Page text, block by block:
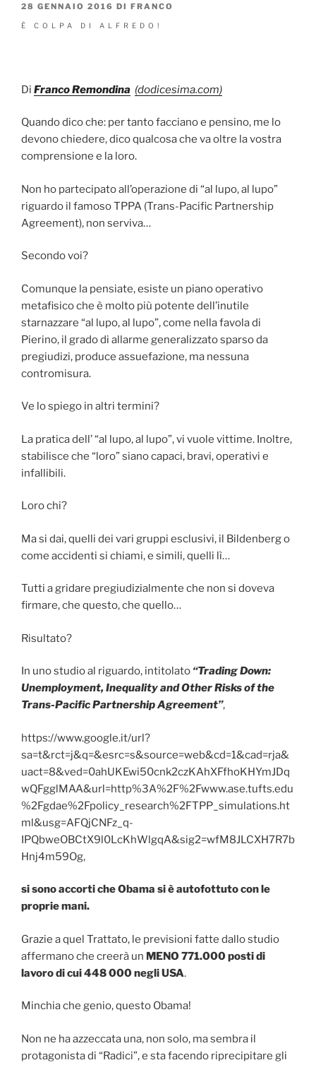
PUBBLICATO
28 GENNAIO 2016 DI FRANCO
È COLPA DI ALFREDO!
Di Franco Remondina (dodicesima.com)
Quando dico che: per tanto facciano e pensino, me lo
devono chiedere, dico qualcosa che va oltre la vostra
comprensione e la loro.
Non ho partecipato all’operazione di “al lupo, al lupo”
riguardo il famoso TPPA (Trans-Pacific Partnership
Agreement), non serviva…
Secondo voi?
Comunque la pensiate, esiste un piano operativo
metafisico che è molto più potente dell’inutile
starnazzare “al lupo, al lupo”, come nella favola di
Pierino, il gradodi allarme generalizzato sparso da
pregiudizi, produce assuefazione, ma nessuna
contromisura.
Ve lo spiego in altri termini?
La pratica dell’ “al lupo, al lupo”, vi vuole vittime. Inoltre,
stabilisce che “loro” siano capaci, bravi, operativi e
infallibili.
Loro chi?
Ma si dai, quelli dei vari gruppi esclusivi, il Bildenberg o
come accidenti si chiami, e simili, quelli lì…
Tutti a gridare pregiudizialmente che non si doveva
firmare, che questo, che quello…
Risultato?
In uno studio al riguardo, intitolato “Trading Down:
Unemployment, Inequality and Other Risks of the
Trans-Pacific Partnership Agreement”,
https://www.google.it/url?
sa=t&rct=j&q=&esrc=s&source=web&cd=1&cad=rja&
uact=8&ved=0ahUKEwi50cnk2czKAhXFfhoKHYmJDq
wQFgglMAA&url=http%3A%2F%2Fwww.ase.tufts.edu
%2Fgdae%2Fpolicy_research%2FTPP_simulations.ht
ml&usg=AFQjCNFz_q-
IPQbweOBCtX9l0LcKhWlgqA&sig2=wfM8JLCXH7R7b
Hnj4m59Og,
si sono accorti che Obama si è autofottuto con le
proprie mani.
Grazie a quel Trattato, le previsioni fatte dallo studio
affermano che creerà un MENO 771.000 posti di
lavoro di cui 448 000 negli USA.
Minchia che genio, questo Obama!
Non ne ha azzeccata una, non solo, ma sembra il
protagonista di “Radici”, e sta facendo riprecipitare gli